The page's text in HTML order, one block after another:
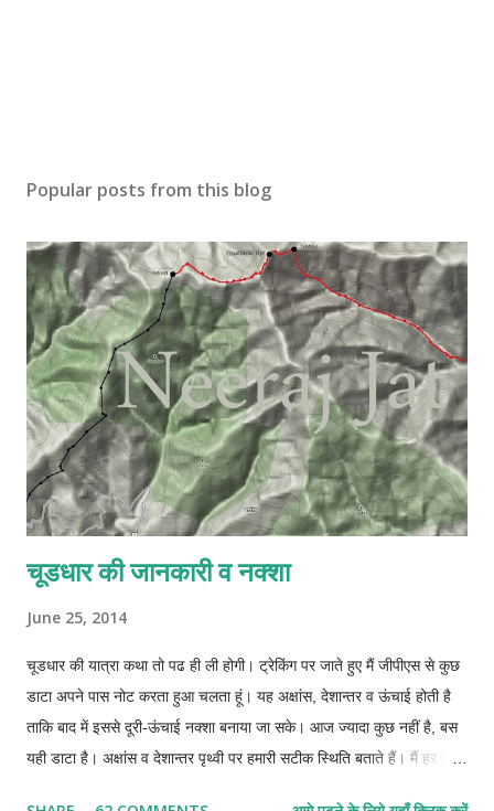
s
C
o
m
m
e
n
t
Popular posts from this blog
चूडधार की जानकारी व नक्शा
June 25, 2014
चूडधार की यात्रा कथा तो पढ ही ली होगी। ट्रेकिंग पर जाते हुए मैं जीपीएस से कुछ
डाटा अपने पास नोट करता हुआ चलता हूं। यह अक्षांस, देशान्तर व ऊंचाई होती है
ताकि बाद में इससे दूरी-ऊंचाई नक्शा बनाया जा सके। आज ज्यादा कुछ नहीं है, बस
यही डाटा है। अक्षांस व देशान्तर पृथ्वी पर हमारी सटीक स्थिति बताते हैं। मैं हर दस-